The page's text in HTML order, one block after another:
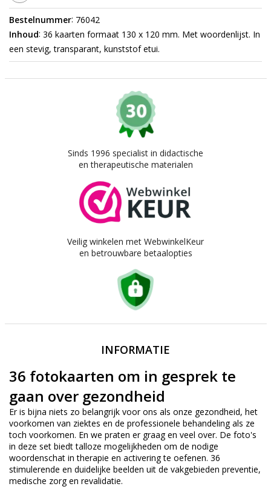
Bestelnummer: 76042
Inhoud: 36 kaarten formaat 130 x 120 mm. Met woordenlijst. In
een stevig, transparant, kunststof etui.
Sinds 1996 specialist in didactische
en therapeutische materialen
Veilig winkelen met WebwinkelKeur
en betrouwbare betaalopties
INFORMATIE
36 fotokaarten om in gesprek te
gaan over gezondheid
Er is bijna niets zo belangrijk voor ons als onze gezondheid, het
voorkomen van ziektes en de professionele behandeling als ze
toch voorkomen. En we praten er graag en veel over. De foto's
in deze set biedt talloze mogelijkheden om de nodige
woordenschat in therapie en activering te oefenen. 36
stimulerende en duidelijke beelden uit de vakgebieden preventie,
medische zorg en revalidatie.